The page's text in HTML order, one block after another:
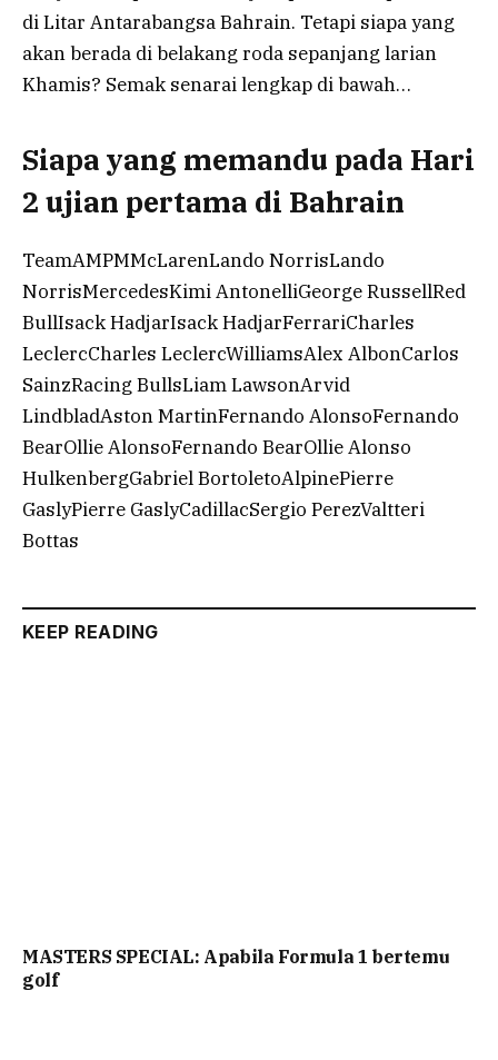
di Litar Antarabangsa Bahrain. Tetapi siapa yang
akan berada di belakang roda sepanjang larian
Khamis? Semak senarai lengkap di bawah…
Siapa yang memandu pada Hari
2 ujian pertama di Bahrain
TeamAMPMMcLarenLando NorrisLando
NorrisMercedesKimi AntonelliGeorge RussellRed
BullIsack HadjarIsack HadjarFerrariCharles
LeclercCharles LeclercWilliamsAlex AlbonCarlos
SainzRacing BullsLiam LawsonArvid
LindbladAston MartinFernando AlonsoFernando
BearOllie AlonsoFernando BearOllie Alonso
HulkenbergGabriel BortoletoAlpinePierre
GaslyPierre GaslyCadillacSergio PerezValtteri
Bottas
KEEP READING
MASTERS SPECIAL: Apabila Formula 1 bertemu
golf